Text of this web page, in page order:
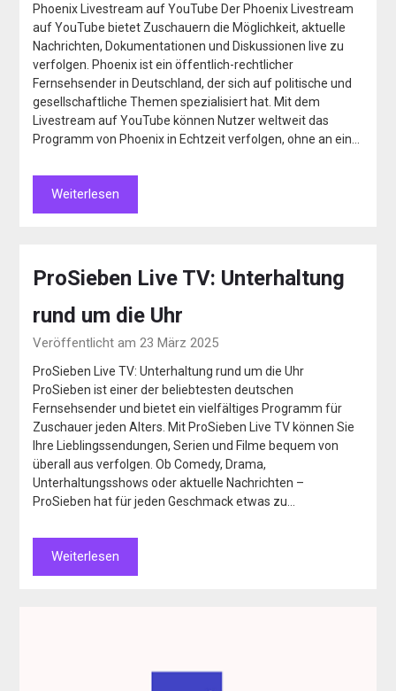
Phoenix Livestream auf YouTube Der Phoenix Livestream
auf YouTube bietet Zuschauern die Möglichkeit, aktuelle
Nachrichten, Dokumentationen und Diskussionen live zu
verfolgen. Phoenix ist ein öffentlich-rechtlicher
Fernsehsender in Deutschland, der sich auf politische und
gesellschaftliche Themen spezialisiert hat. Mit dem
Livestream auf YouTube können Nutzer weltweit das
Programm von Phoenix in Echtzeit verfolgen, ohne an ein…
Weiterlesen
ProSieben Live TV: Unterhaltung
rund um die Uhr
Veröffentlicht am 23 März 2025
ProSieben Live TV: Unterhaltung rund um die Uhr
ProSieben ist einer der beliebtesten deutschen
Fernsehsender und bietet ein vielfältiges Programm für
Zuschauer jeden Alters. Mit ProSieben Live TV können Sie
Ihre Lieblingssendungen, Serien und Filme bequem von
überall aus verfolgen. Ob Comedy, Drama,
Unterhaltungsshows oder aktuelle Nachrichten –
ProSieben hat für jeden Geschmack etwas zu…
Weiterlesen